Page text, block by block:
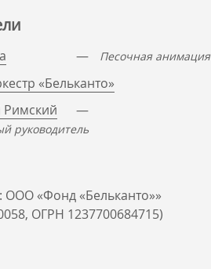
— Песочная анимация
«Бельканто»
Римский
—
руководитель
ООО «Фонд «Бельканто»»
ОГРН 1237700684715)